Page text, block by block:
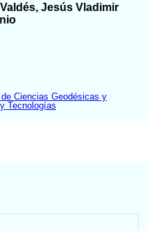
Jesús Vladimir
Ciencias Geodésicas y
Tecnologías